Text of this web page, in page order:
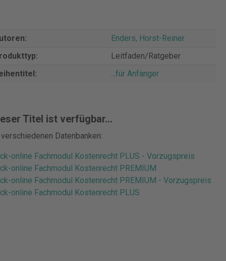
Enders, Horst-Reiner
Leitfaden/Ratgeber
...für Anfänger
Titel ist verfügbar...
Datenbanken:
online Fachmodul Kostenrecht PLUS - Vorzugspreis
online Fachmodul Kostenrecht PREMIUM
online Fachmodul Kostenrecht PREMIUM - Vorzugspreis
online Fachmodul Kostenrecht PLUS